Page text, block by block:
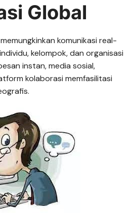
Global
komunikasi real-
kelompok, dan organisasi
instan, media sosial,
kolaborasi memfasilitasi